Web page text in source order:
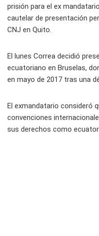
prisión para el ex
cautelar de presentación
CNJ en Quito.
El lunes Correa decidió
ecuatoriano en Bruselas,
en mayo de 2017 tras una
El exmandatario consideró
convenciones
sus derechos como